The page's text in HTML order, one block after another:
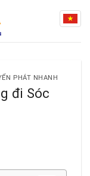
PHÁT NHANH
đi Sóc